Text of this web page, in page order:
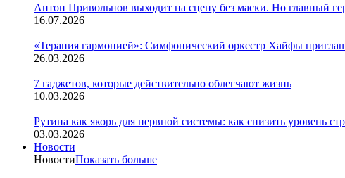
Антон Привольнов выходит на сцену без маски. Но главный
16.07.2026
«Терапия гармонией»: Симфонический оркестр Хайфы
26.03.2026
7 гаджетов, которые действительно облегчают жизнь
10.03.2026
Рутина как якорь для нервной системы: как снизить уровень
03.03.2026
Новости
НовостиПоказать больше